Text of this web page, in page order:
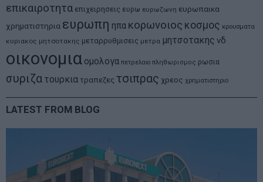
επικαιροτητα επιχειρησεις ευρω ευρωζωνη ευρωπαικα
χρηματιστηρια ευρωπη ηπα κορωνοιος κοσμος κρουσματα
κυριακος μητσοτακης μεταρρυθμισεις μετρα μητσοτακης νδ
οικονομια ομολογα πετρελαιο πληθωρισμος ρωσια
συριζα τουρκια τραπεζες τσιπρας χρεος χρηματιστηριο
LATEST FROM BLOG